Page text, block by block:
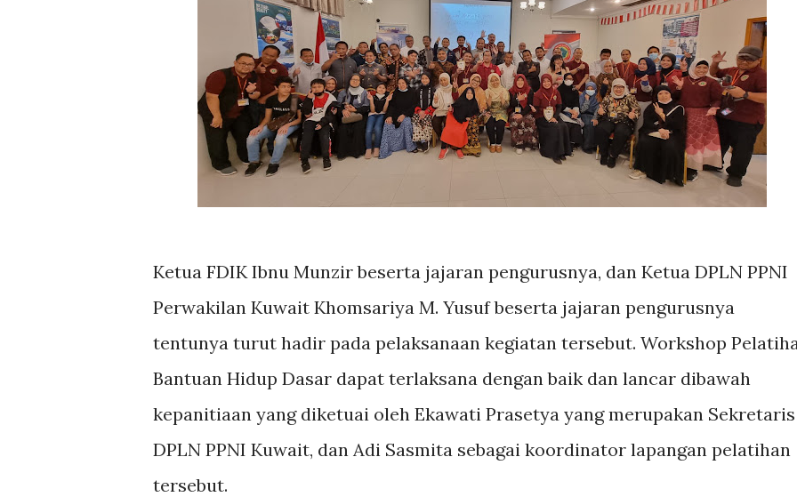
Ketua FDIK Ibnu Munzir beserta jajaran pengurusnya, dan Ketua DPLN PPNI
Perwakilan Kuwait Khomsariya M. Yusuf beserta jajaran pengurusnya
tentunya turut hadir pada pelaksanaan kegiatan tersebut. Workshop
Bantuan Hidup Dasar dapat terlaksana dengan baik dan lancar dibawah
kepanitiaan yang diketuai oleh Ekawati Prasetya yang merupakan Sekretaris
DPLN PPNI Kuwait, dan Adi Sasmita sebagai koordinator lapangan pelatihan
tersebut.